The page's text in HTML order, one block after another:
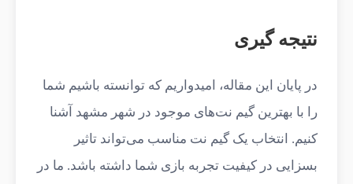
نتیجه گیری
در پایان این مقاله، امیدواریم که توانسته باشیم شما
را با بهترین گیم نت‌های موجود در شهر مشهد آشنا
کنیم. انتخاب یک گیم نت مناسب می‌تواند تاثیر
بسزایی در کیفیت تجربه بازی شما داشته باشد. ما در